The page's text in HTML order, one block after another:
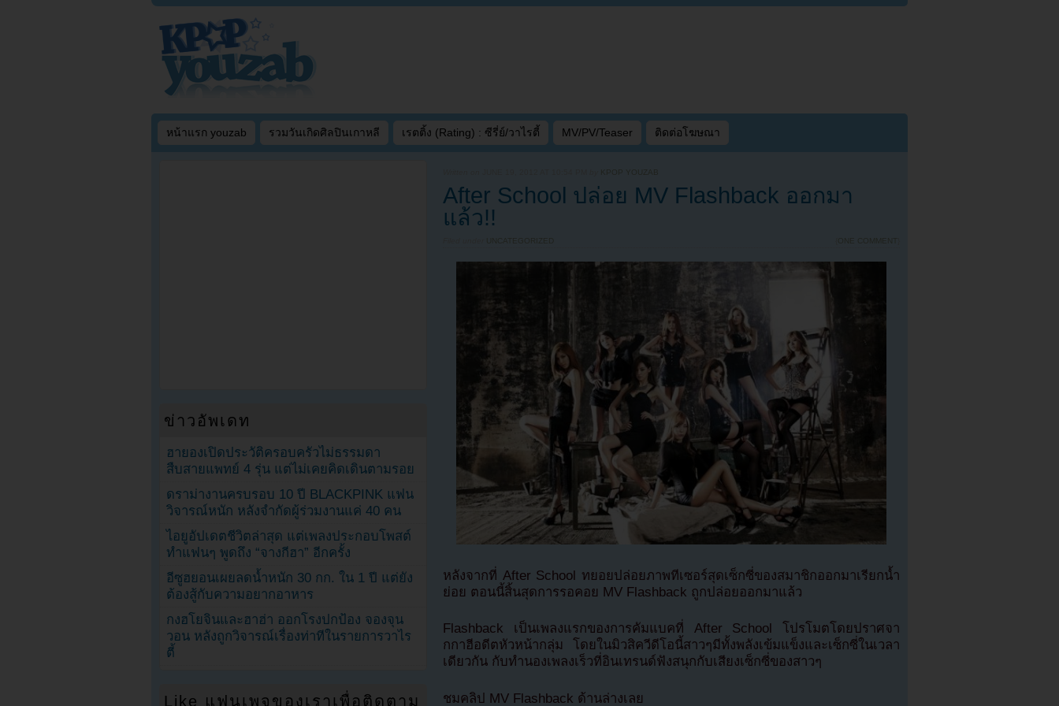
หน้าแรก youzab รวมวันเกิดศิลปินเกาหลี เรตติ้ง (Rating) : ซีรี่ย์/วาไรตี้ MV/PV/Teaser ติดต่อโฆษณา
KPOP YOUZAB
After School ปล่อย MV Flashback ออกมา
แล้ว!!
UNCATEGORIZED ONE COMMENT
หลังจากที่ After School ทยอยปล่อยภาพทีเซอร์สุดเซ็กซี่ของสมาชิกออกมาเรียกน้ำ
ย่อย ตอนนี้สิ้นสุดการรอคอย MV Flashback ถูกปล่อยออกมาแล้ว
Flashback เป็นเพลงแรกของการคัมแบคที่ After School โปรโมตโดยปราศจา
กกาฮีอดีตหัวหน้ากลุ่ม โดยในมิวสิควีดีโอนี้สาวๆมีทั้งพลังเข้มแข็งและเซ็กซี่ในเวลา
เดียวกัน กับทำนองเพลงเร็วที่อินเทรนด์ฟังสนุกกับเสียงเซ็กซี่ของสาวๆ
ชมคลิป MV Flashback ด้านล่างเลย
ข่าวอัพเดท
ฮายองเปิดประวัติครอบครัวไม่ธรรมดา
สืบสายแพทย์ 4 รุ่น แต่ไม่เคยคิดเดินตามรอย
ดราม่างานครบรอบ 10 ปี BLACKPINK แฟน
วิจารณ์หนัก หลังจำกัดผู้ร่วมงานแค่ 40 คน
ไอยูอัปเดตชีวิตล่าสุด แต่เพลงประกอบโพสต์
ทำแฟนๆ พูดถึง “จางกีฮา” อีกครั้ง
อีซูฮยอนเผยลดน้ำหนัก 30 กก. ใน 1 ปี แต่ยัง
ต้องสู้กับความอยากอาหาร
กงฮโยจินและฮาฮ่า ออกโรงปกป้อง จองจุน
วอน หลังถูกวิจารณ์เรื่องท่าทีในรายการวาไร
ตี้
Like แฟนเพจของเราเพื่อติดตาม